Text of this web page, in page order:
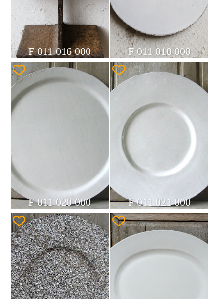
F 011 016 000 F 011 018 000
F 011 020 000 F 011 021 000